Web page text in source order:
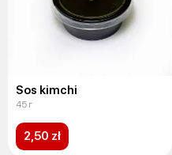
Sos kimchi
45 г
2,50 zł